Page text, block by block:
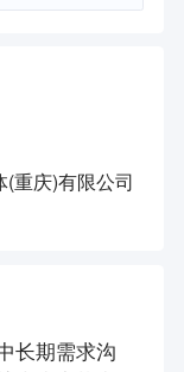
重庆)有限公司
长期需求沟